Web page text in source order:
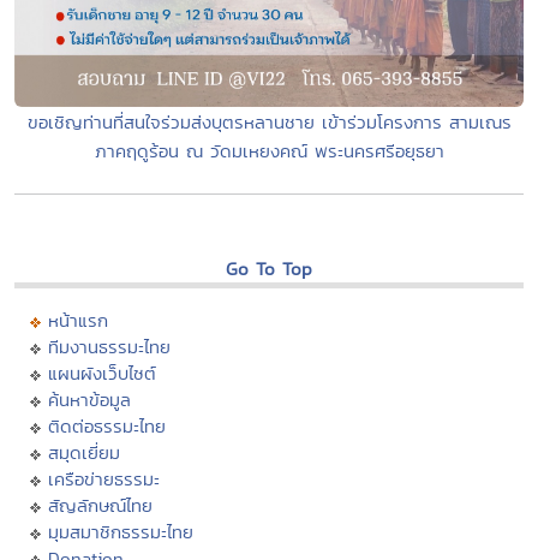
ขอเชิญท่านที่สนใจร่วมส่งบุตรหลานชาย เข้าร่วมโครงการ สามเณร
ภาคฤดูร้อน ณ วัดมเหยงคณ์ พระนครศรีอยุธยา
Go To Top
หน้าแรก
ทีมงานธรรมะไทย
แผนผังเว็บไซต์
ค้นหาข้อมูล
ติดต่อธรรมะไทย
สมุดเยี่ยม
เครือข่ายธรรมะ
สัญลักษณ์ไทย
มุมสมาชิกธรรมะไทย